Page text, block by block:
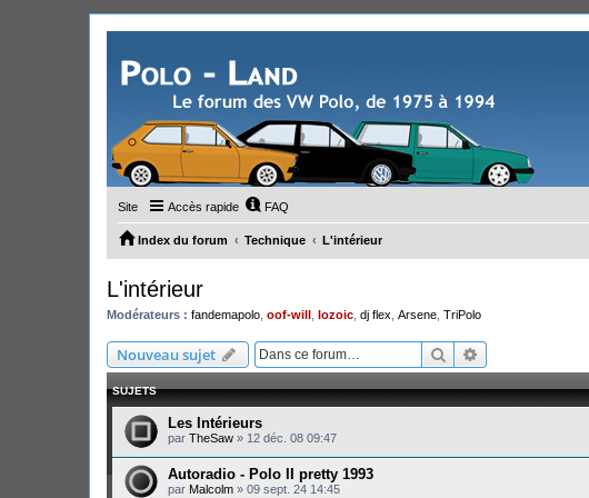
Site Accès rapide FAQ
Index du forum Technique L'intérieur
L'intérieur
Modérateurs : fandemapolo oof-will lozoic dj flex Arsene TriPolo
Nouveau sujet Rechercher
SUJETS
Les Intérieurs
par TheSaw » 12 déc. 08 09:47
Autoradio - Polo II pretty 1993
par Malcolm » 09 sept. 24 14:45